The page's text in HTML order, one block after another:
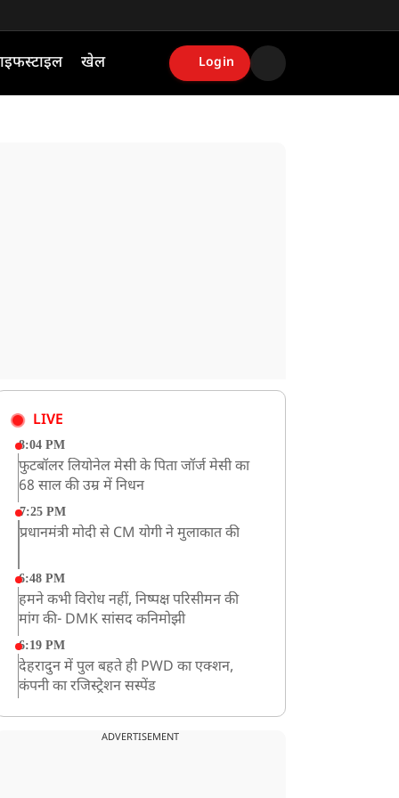
खेल Login
LIVE
8:04 PM
फुटबॉलर लियोनेल मेसी के पिता जॉर्ज मेसी का
68 साल की उम्र में निधन
7:25 PM
प्रधानमंत्री मोदी से CM योगी ने मुलाकात की
6:48 PM
हमने कभी विरोध नहीं, निष्पक्ष परिसीमन की
मांग की- DMK सांसद कनिमोझी
6:19 PM
देहरादुन में पुल बहते ही PWD का एक्शन,
कंपनी का रजिस्ट्रेशन सस्पेंड
खराब मौसम की चेतावनी के कारण अमरनाथ
ADVERTISEMENT